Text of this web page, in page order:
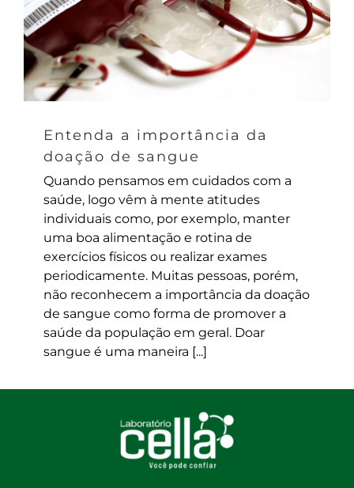
Entenda a importância da
doação de sangue
Quando pensamos em cuidados com a
saúde, logo vêm à mente atitudes
individuais como, por exemplo, manter
uma boa alimentação e rotina de
exercícios físicos ou realizar exames
periodicamente. Muitas pessoas, porém,
não reconhecem a importância da doação
de sangue como forma de promover a
saúde da população em geral. Doar
sangue é uma maneira [...]